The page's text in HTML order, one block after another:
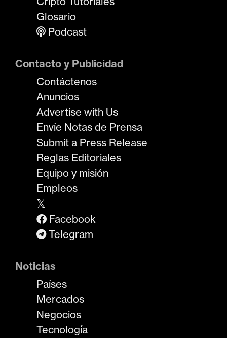
Glosario
Podcast
Contacto y Publicidad
Contáctenos
Anuncios
Advertise with Us
Envíe Notas de Prensa
Submit a Press Release
Reglas Editoriales
Equipo y misión
Empleos
𝕏
Facebook
Telegram
Noticias
Países
Mercados
Negocios
Tecnología